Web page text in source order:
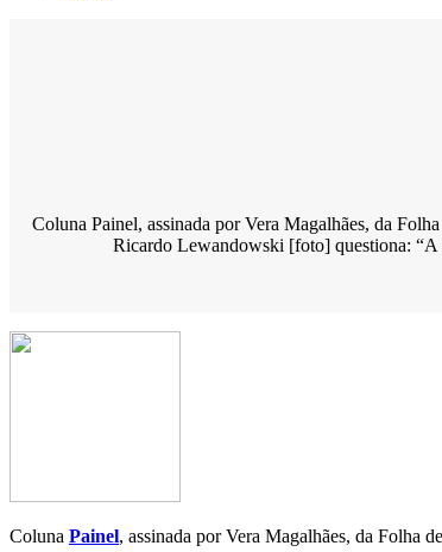
Coluna Painel, assinada por Vera Magalhães, da
Ricardo Lewandowski [foto] questiona: “A
Coluna Painel, assinada por Vera Magalhães, da Folha